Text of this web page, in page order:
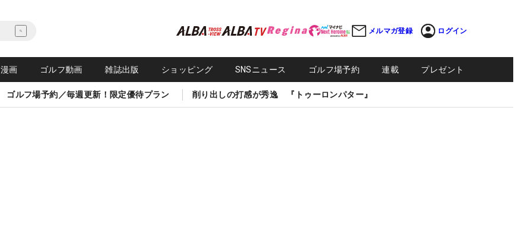
メルマガ登録 ログイン
漫画 ゴルフ動画 雑誌出版 ショッピング SNSニュース ゴルフ場予約 連載 プレゼント
ゴルフ場予約／毎週更新！限定優待プラン 削り出しの打感が秀逸 『トゥーロンパター』